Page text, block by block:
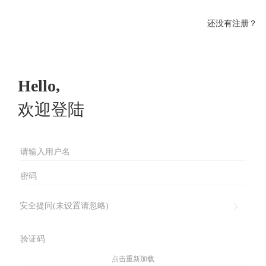
还没有注册？
Hello,
欢迎登陆
安全提问(未设置请忽略)
点击重新加载